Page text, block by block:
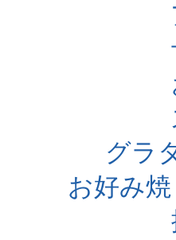
グラ
お好み